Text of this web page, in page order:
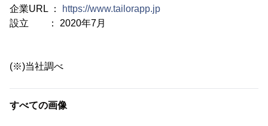
企業URL ：
https://www.tailorapp.jp
設立 ： 2020年7月
(※)当社調べ
すべての画像